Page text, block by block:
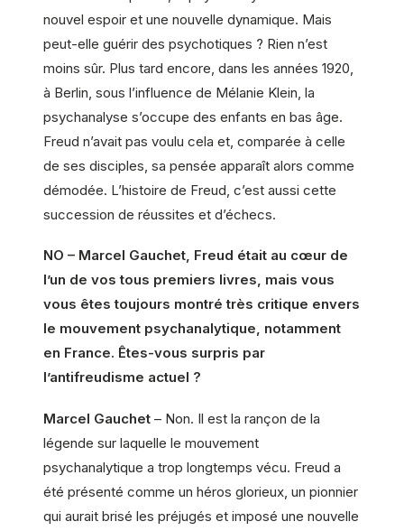
nouvel espoir et une nouvelle dynamique. Mais
peut-elle guérir des psychotiques ? Rien n’est
moins sûr. Plus tard encore, dans les années 1920,
à Berlin, sous l’influence de Mélanie Klein, la
psychanalyse s’occupe des enfants en bas âge.
Freud n’avait pas voulu cela et, comparée à celle
de ses disciples, sa pensée apparaît alors comme
démodée. L’histoire de Freud, c’est aussi cette
succession de réussites et d’échecs.
NO – Marcel Gauchet, Freud était au cœur de
l’un de vos tous premiers livres, mais vous
vous êtes toujours montré très critique envers
le mouvement psychanalytique, notamment
en France. Êtes-vous surpris par
l’antifreudisme actuel ?
Marcel Gauchet – Non. Il est la rançon de la
légende sur laquelle le mouvement
psychanalytique a trop longtemps vécu. Freud a
été présenté comme un héros glorieux, un pionnier
qui aurait brisé les préjugés et imposé une nouvelle